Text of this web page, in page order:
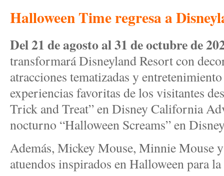
Halloween Time regresa a
Del 21 de agosto al 31 de octubre de
transformará Disneyland Resort con
atracciones tematizadas y
experiencias favoritas de los visitantes
Trick and Treat” en Disney California
nocturno “Halloween Screams” en
Además, Mickey Mouse, Minnie Mouse
atuendos inspirados en Halloween para